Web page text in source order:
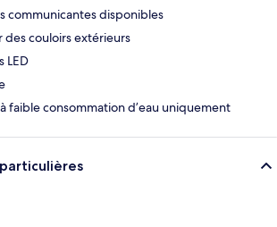
communicantes disponibles
des couloirs extérieurs
LED
faible consommation d’eau uniquement